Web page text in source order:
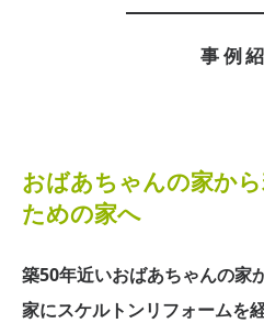
事例
おばあちゃんの家か
ための家へ
築50年近いおばあちゃんの家
家にスケルトンリフォームを